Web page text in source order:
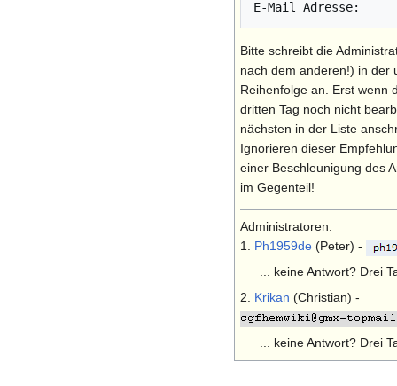
Bitte schreibt die
nach dem anderen!) in der
Reihenfolge an. Erst wenn
dritten Tag noch nicht
nächsten in der Liste
Ignorieren dieser
einer Beschleunigung des
im Gegenteil!
Administratoren:
1. Ph1959de(Peter) -
... keine Antwort? Drei
2. Krikan (Christian) -
... keine Antwort? Drei